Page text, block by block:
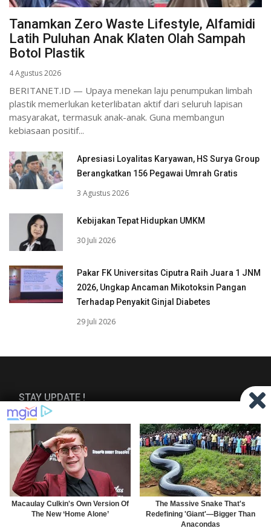
Tanamkan Zero Waste Lifestyle, Alfamidi
Latih Puluhan Anak Klaten Olah Sampah
Botol Plastik
4 Agustus 2026
BERITANET.ID — Upaya menekan laju penumpukan limbah
plastik memerlukan keterlibatan aktif dari seluruh lapisan
masyarakat, termasuk anak-anak. Guna membangun
kebiasaan positif...
Apresiasi Loyalitas Karyawan, HS Surya Group
Berangkatkan 156 Pegawai Umrah Gratis
3 Agustus 2026
Kebijakan Tepat Hidupkan UMKM
30 Juli 2026
Pakar FK Universitas Ciputra Raih Juara 1 JNM
2026, Ungkap Ancaman Mikotoksin Pangan
Terhadap Penyakit Ginjal Diabetes
29 Juli 2026
STAY UPDATE !